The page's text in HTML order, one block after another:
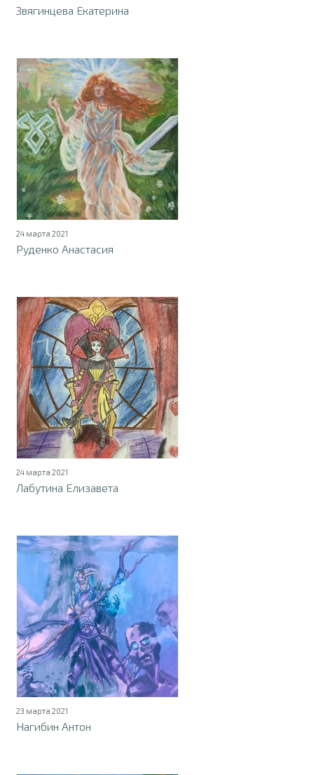
Звягинцева Екатерина
24 марта 2021
Руденко Анастасия
24 марта 2021
Лабутина Елизавета
23 марта 2021
Нагибин Антон